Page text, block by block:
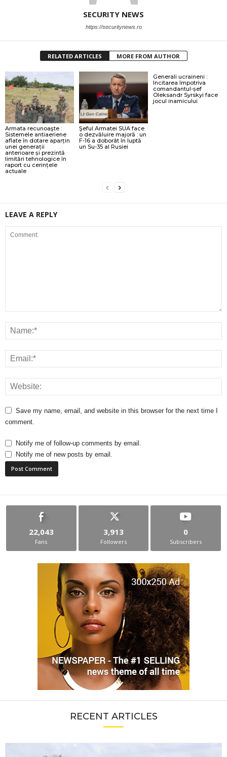
SECURITY NEWS
https://securitynews.ro
RELATED ARTICLES MORE FROM AUTHOR
Armata recunoaşte :
Sistemele antiaeriene
aflate în dotare aparțin
unei generații
anterioare și prezintă
limitări tehnologice în
raport cu cerințele
actuale
Şeful Armatei SUA face
o dezvăluire majoră : un
F-16 a doborât în luptă
un Su-35 al Rusiei
Generali ucraineni :
Incitarea împotriva
comandantul-șef
Oleksandr Syrskyi face
jocul inamicului
LEAVE A REPLY
Save my name, email, and website in this browser for the next time I
comment.
Notify me of follow-up comments by email.
Notify me of new posts by email.
22,043
Fans
3,913
Followers
0
Subscribers
RECENT ARTICLES